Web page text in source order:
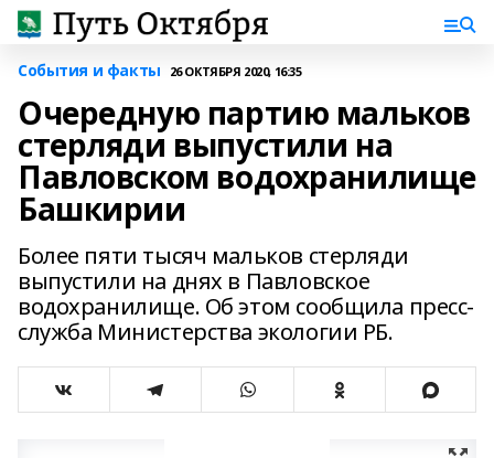
События и факты 26 ОКТЯБРЯ 2020, 16:35
Очередную партию мальков
стерляди выпустили на
Павловском водохранилище
Башкирии
Более пяти тысяч мальков стерляди
выпустили на днях в Павловское
водохранилище. Об этом сообщила пресс-
служба Министерства экологии РБ.